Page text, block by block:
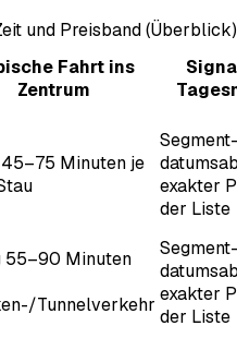
und Preisband (Überblick)
Fahrt ins
Zentrum
Minuten je
exakter
der Liste
55–90 Minuten
Tunnelverkehr exakter
der Liste